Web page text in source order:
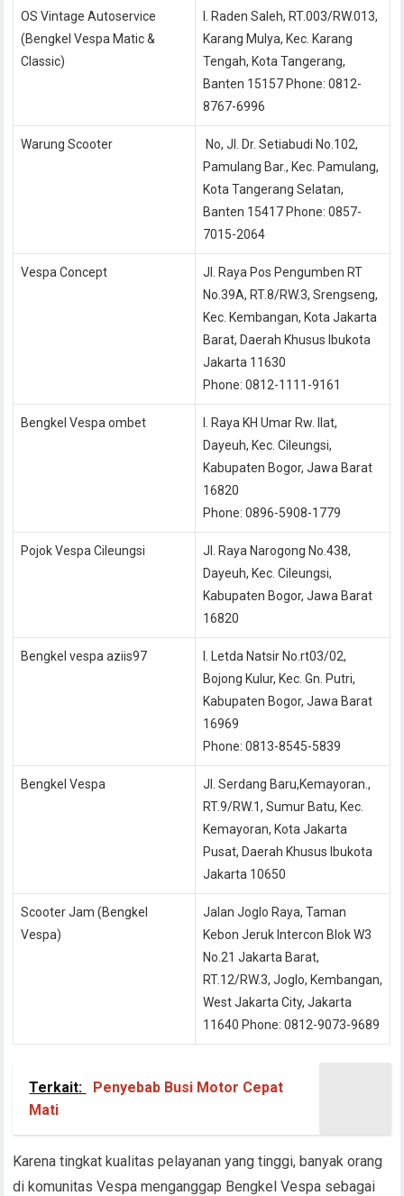
OS Vintage Autoservice
(Bengkel Vespa Matic &
Classic)
l. Raden Saleh, RT.003/RW.013,
Karang Mulya, Kec. Karang
Tengah, Kota Tangerang,
Banten 15157 Phone: 0812-
8767-6996
Warung Scooter
No, Jl. Dr. Setiabudi No.102,
Pamulang Bar., Kec. Pamulang,
Kota Tangerang Selatan,
Banten 15417 Phone: 0857-
7015-2064
Vespa Concept
Jl. Raya Pos Pengumben RT
No.39A, RT.8/RW.3, Srengseng,
Kec. Kembangan, Kota Jakarta
Barat, Daerah Khusus Ibukota
Jakarta 11630
Phone: 0812-1111-9161
Bengkel Vespa ombet
l. Raya KH Umar Rw. Ilat,
Dayeuh, Kec. Cileungsi,
Kabupaten Bogor, Jawa Barat
16820
Phone: 0896-5908-1779
Pojok Vespa Cileungsi
Jl. Raya Narogong No.438,
Dayeuh, Kec. Cileungsi,
Kabupaten Bogor, Jawa Barat
16820
Bengkel vespa aziis97
l. Letda Natsir No.rt03/02,
Bojong Kulur, Kec. Gn. Putri,
Kabupaten Bogor, Jawa Barat
16969
Phone: 0813-8545-5839
Bengkel Vespa
Jl. Serdang Baru,Kemayoran.,
RT.9/RW.1, Sumur Batu, Kec.
Kemayoran, Kota Jakarta
Pusat, Daerah Khusus Ibukota
Jakarta 10650
Scooter Jam (Bengkel
Vespa)
Jalan Joglo Raya, Taman
Kebon Jeruk Intercon Blok W3
No.21 Jakarta Barat,
RT.12/RW.3, Joglo, Kembangan,
West Jakarta City, Jakarta
11640 Phone: 0812-9073-9689
Terkait:
Penyebab Busi Motor Cepat
Mati
Karena tingkat kualitas pelayanan yang tinggi, banyak orang
di komunitas Vespa menganggap Bengkel Vespa sebagai